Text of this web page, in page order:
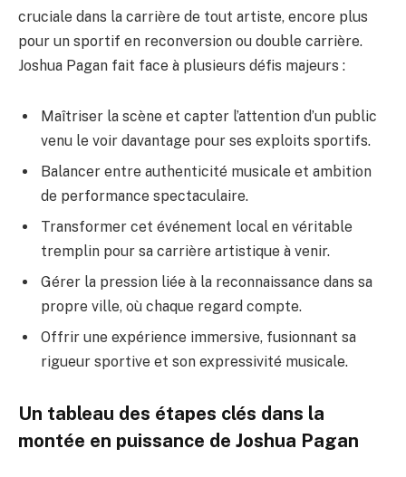
cruciale dans la carrière de tout artiste, encore plus
pour un sportif en reconversion ou double carrière.
Joshua Pagan fait face à plusieurs défis majeurs :
Maîtriser la scène et capter l’attention d’un public
venu le voir davantage pour ses exploits sportifs.
Balancer entre authenticité musicale et ambition
de performance spectaculaire.
Transformer cet événement local en véritable
tremplin pour sa carrière artistique à venir.
Gérer la pression liée à la reconnaissance dans sa
propre ville, où chaque regard compte.
Offrir une expérience immersive, fusionnant sa
rigueur sportive et son expressivité musicale.
Un tableau des étapes clés dans la
montée en puissance de Joshua Pagan